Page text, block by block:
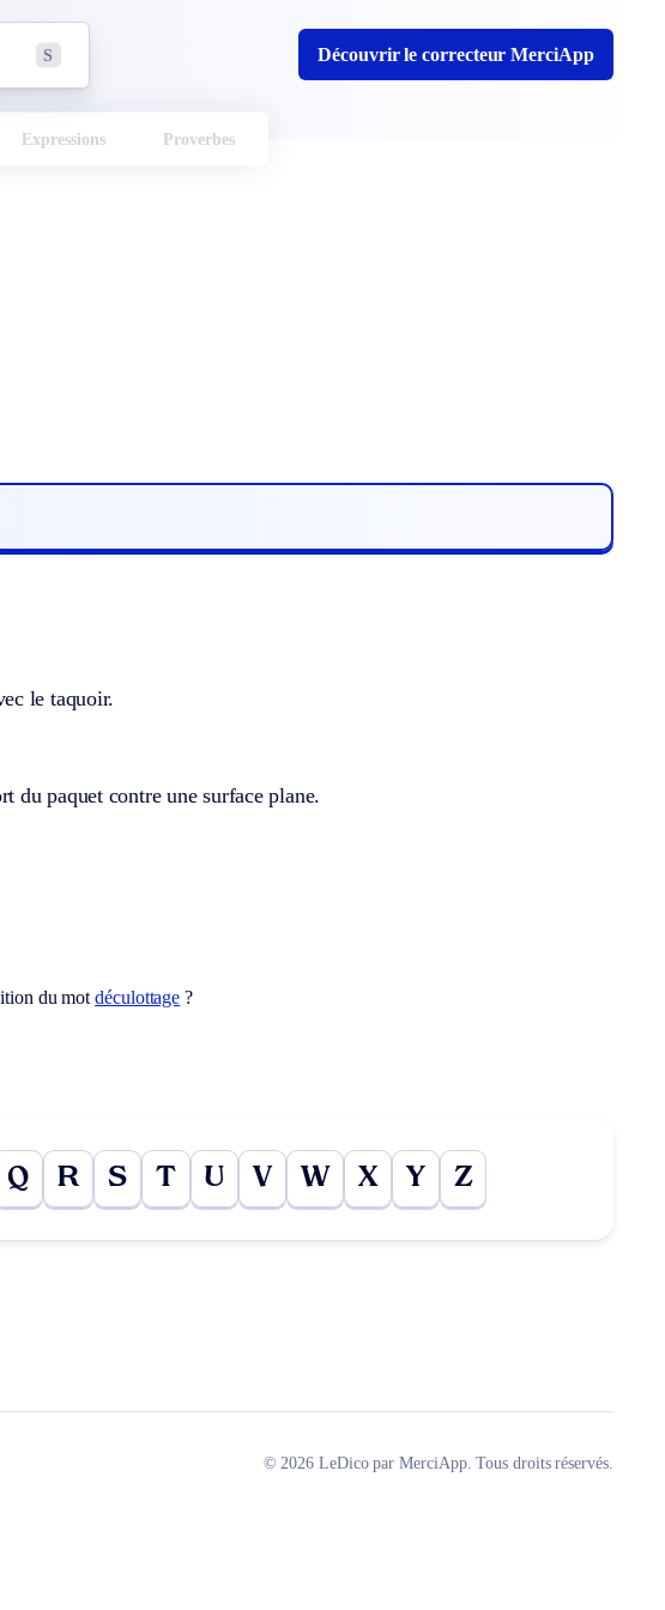
S Découvrir le correcteur MerciApp
Expressions Proverbes
le taquoir.
du paquet contre une surface plane.
du motdéculottage ?
Q R S T U V W X Y Z
© 2026 LeDico par MerciApp. Tous droits réservés.